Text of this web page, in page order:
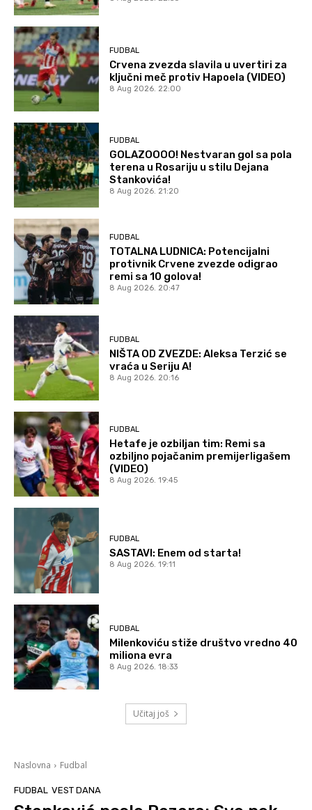
FUDBAL
Crvena zvezda slavila u uvertiri za
ključni meč protiv Hapoela (VIDEO)
8 Aug 2026. 22:00
FUDBAL
GOLAZOOOO! Nestvaran gol sa pola
terena u Rosariju u stilu Dejana
Stankovića!
8 Aug 2026. 21:20
FUDBAL
TOTALNA LUDNICA: Potencijalni
protivnik Crvene zvezde odigrao
remi sa 10 golova!
8 Aug 2026. 20:47
FUDBAL
NIŠTA OD ZVEZDE: Aleksa Terzić se
vraća u Seriju A!
8 Aug 2026. 20:16
FUDBAL
Hetafe je ozbiljan tim: Remi sa
ozbiljno pojačanim premijerligašem
(VIDEO)
8 Aug 2026. 19:45
FUDBAL
SASTAVI: Enem od starta!
8 Aug 2026. 19:11
FUDBAL
Milenkoviću stiže društvo vredno 40
miliona evra
8 Aug 2026. 18:33
Učitaj još